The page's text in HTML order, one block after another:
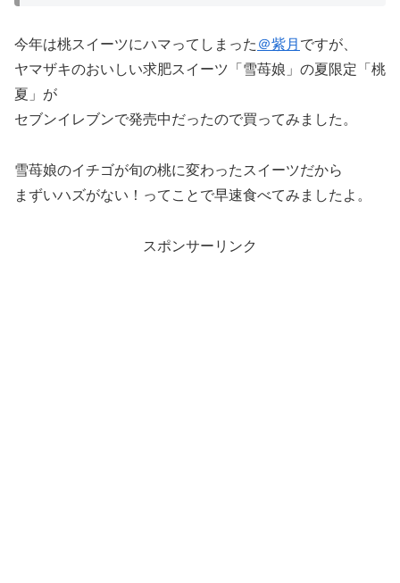
今年は桃スイーツにハマってしまった ＠紫月 ですが、
ヤマザキのおいしい求肥スイーツ「雪苺娘」の夏限定「桃
夏」が
セブンイレブンで発売中だったので買ってみました。
雪苺娘のイチゴが旬の桃に変わったスイーツだから
まずいハズがない！ってことで早速食べてみましたよ。
スポンサーリンク